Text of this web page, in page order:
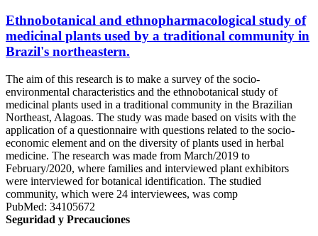
Ethnobotanical and ethnopharmacological study of
medicinal plants used by a traditional community in
Brazil's northeastern.
The aim of this research is to make a survey of the socio-
environmental characteristics and the ethnobotanical study of
medicinal plants used in a traditional community in the Brazilian
Northeast, Alagoas. The study was made based on visits with the
application of a questionnaire with questions related to the socio-
economic element and on the diversity of plants used in herbal
medicine. The research was made from March/2019 to
February/2020, where families and interviewed plant exhibitors
were interviewed for botanical identification. The studied
community, which were 24 interviewees, was comp
PubMed: 34105672
Seguridad y Precauciones